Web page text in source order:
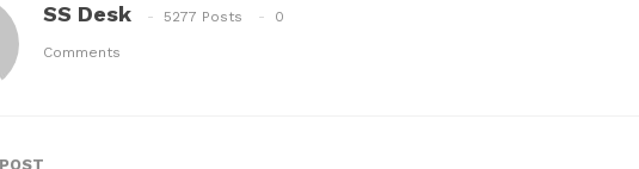
SS Desk 5277 Posts 0
Comments